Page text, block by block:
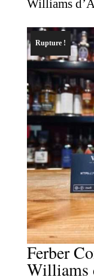
Williams
Rupture !
Ferber
Williams